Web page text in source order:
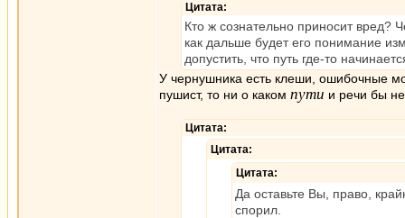
Цитата:
Кто ж сознательно приносит вред?
как дальше будет его понимание
допустить, что путь где-то
У чернушника есть клеши, ошибочные
пушист, то ни о каком пути и речи бы
Цитата:
Цитата:
Цитата:
Да оставьте Вы, право,
спорил.